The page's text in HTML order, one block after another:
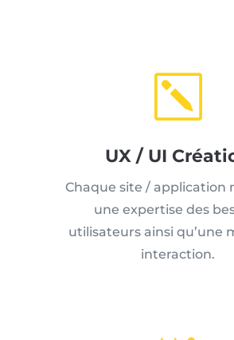
k
UX / UI
Chaque site / application
une expertise des
utilisateurs ainsi qu’une
interaction.